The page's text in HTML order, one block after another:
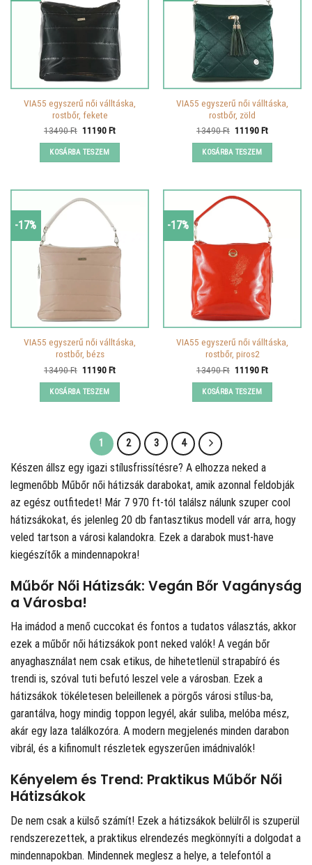
VIA55 egyszerű női válltáska,
rostbőr, fekete
13490Ft Original
was:
13490 Ft.
11190FtCurrent
KOSÁRBA TESZEM
VIA55 egyszerű női válltáska,
rostbőr, zöld
13490Ft Original
was:
13490 Ft.
11190FtCurrent
KOSÁRBA TESZEM
-17%
VIA55 egyszerű női válltáska,
rostbőr, bézs
13490Ft Original
was:
13490 Ft.
11190FtCurrent
KOSÁRBA TESZEM
-17%
VIA55 egyszerű női válltáska,
rostbőr, piros2
13490Ft Original
was:
13490 Ft.
11190FtCurrent
KOSÁRBA TESZEM
1 2 3 4
Készen állsz egy igazi stílusfrissítésre? A elhozza neked a
legmenőbb Műbőr női hátizsák darabokat, amik azonnal feldobják
az egész outfitedet! Már 7 970 ft-tól találsz nálunk szuper cool
hátizsákokat, és jelenleg 20 db fantasztikus modell vár arra, hogy
veled tartson a városi kalandokra. Ezek a darabok must-have
kiegészítők a mindennapokra!
Műbőr Női Hátizsák: Vegán Bőr Vagányság
a Városba!
Ha imádod a menő cuccokat és fontos a tudatos választás, akkor
ezek a műbőr női hátizsákok pont neked valók! A vegán bőr
anyaghasználat nem csak etikus, de hihetetlenül strapabíró és
trendi is, szóval tuti befutó leszel vele a városban. Ezek a
hátizsákok tökéletesen beleillenek a pörgős városi stílus-ba,
garantálva, hogy mindig toppon legyél, akár suliba, melóba mész,
akár egy laza találkozóra. A modern megjelenés minden darabon
vibrál, és a kifinomult részletek egyszerűen imádnivalók!
Kényelem és Trend: Praktikus Műbőr Női
Hátizsákok
De nem csak a külső számít! Ezek a hátizsákok belülről is szuperül
rendszerezettek, a praktikus elrendezés megkönnyíti a dolgodat a
mindennapokban. Mindennek meglesz a helye, a telefontól a